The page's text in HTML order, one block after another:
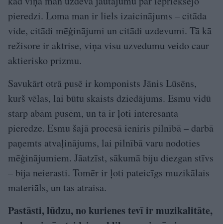
pieredzi. Loma man ir liels izaicinājums – citāda
vide, citādi mēģinājumi un citādi uzdevumi. Tā kā
režisore ir aktrise, viņa visu uzvedumu veido caur
aktierisko prizmu.
Savukārt otrā pusē ir komponists Jānis Lūsēns,
kurš vēlas, lai būtu skaists dziedājums. Esmu vidū
starp abām pusēm, un tā ir ļoti interesanta
pieredze. Esmu šajā procesā ieniris pilnībā – darbā
paņemts atvaļinājums, lai pilnībā varu nodoties
mēģinājumiem. Jāatzīst, sākumā biju diezgan stīvs
– bija neierasti. Tomēr ir ļoti pateicīgs muzikālais
materiāls, un tas atraisa.
Pastāsti, lūdzu, no kurienes tevī ir muzikalitāte,